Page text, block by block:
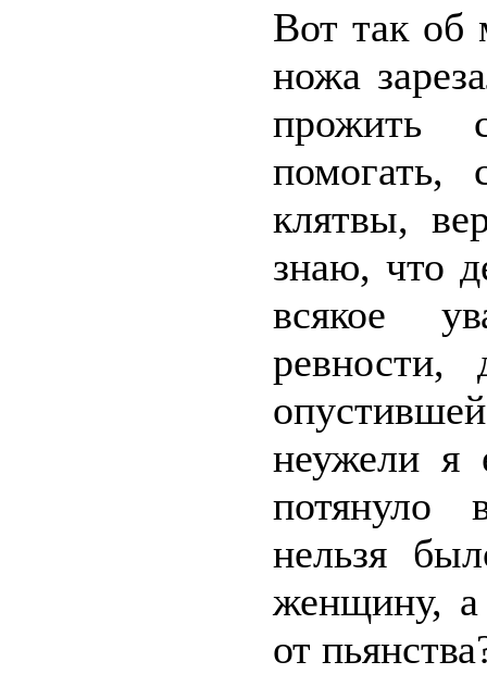
Вот так об
ножа
прожить
помогать,
клятвы,
знаю, что
всякое
неужели я
потянуло
нельзя
женщину,
от